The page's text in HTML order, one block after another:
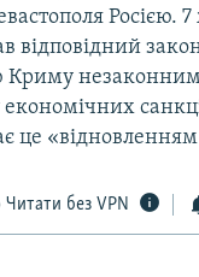
Росією.
відповідний
це «відновленням
Читати без VPN